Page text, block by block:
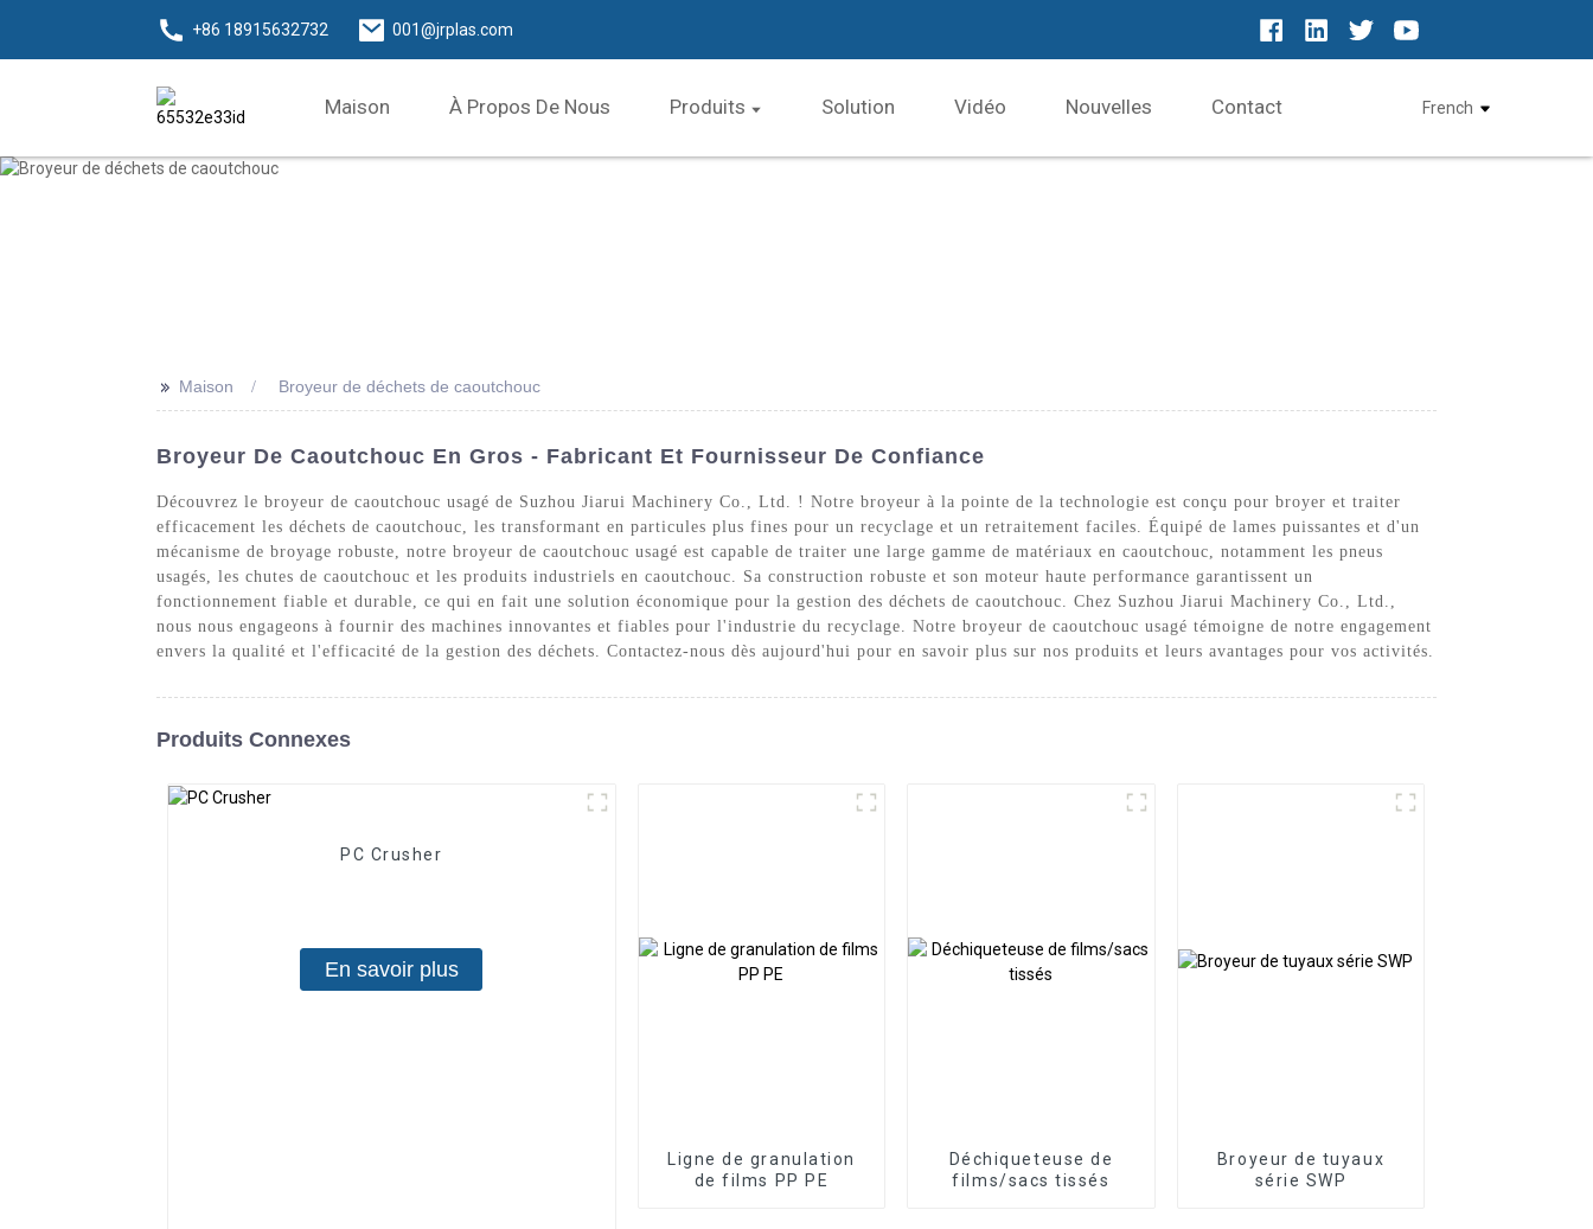
+86 18915632732 001@jrplas.com
Maison À Propos De Nous Produits Solution Vidéo Nouvelles Contact French
>> Maison Broyeur de déchets de caoutchouc
Broyeur De Caoutchouc En Gros - Fabricant Et Fournisseur De Confiance
Découvrez le broyeur de caoutchouc usagé de Suzhou Jiarui Machinery Co., Ltd. ! Notre broyeur à la pointe de la technologie est conçu pour broyer et traiter
efficacement les déchets de caoutchouc, les transformant en particules plus fines pour un recyclage et un retraitement faciles. Équipé de lames puissantes et d'un
mécanisme de broyage robuste, notre broyeur de caoutchouc usagé est capable de traiter une large gamme de matériaux en caoutchouc, notamment les pneus
usagés, les chutes de caoutchouc et les produits industriels en caoutchouc. Sa construction robuste et son moteur haute performance garantissent un
fonctionnement fiable et durable, ce qui en fait une solution économique pour la gestion des déchets de caoutchouc. Chez Suzhou Jiarui Machinery Co., Ltd.,
nous nous engageons à fournir des machines innovantes et fiables pour l'industrie du recyclage. Notre broyeur de caoutchouc usagé témoigne de notre engagement
envers la qualité et l'efficacité de la gestion des déchets. Contactez-nous dès aujourd'hui pour en savoir plus sur nos produits et leurs avantages pour vos activités.
Produits Connexes
PC Crusher
En savoir plus
Ligne de granulation
de films PP PE
Déchiqueteuse de
films/sacs tissés
Broyeur de tuyaux
série SWP